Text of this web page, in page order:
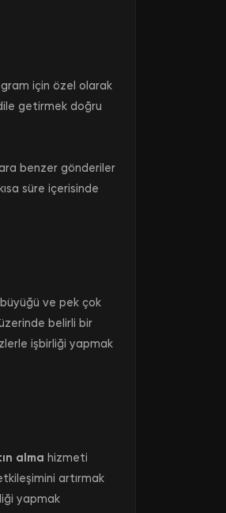
için özel olarak
getirmek doğru
benzer gönderiler
süre içerisinde
ve pek çok
belirli bir
işbirliği yapmak
alma hizmeti
artırmak
yapmak